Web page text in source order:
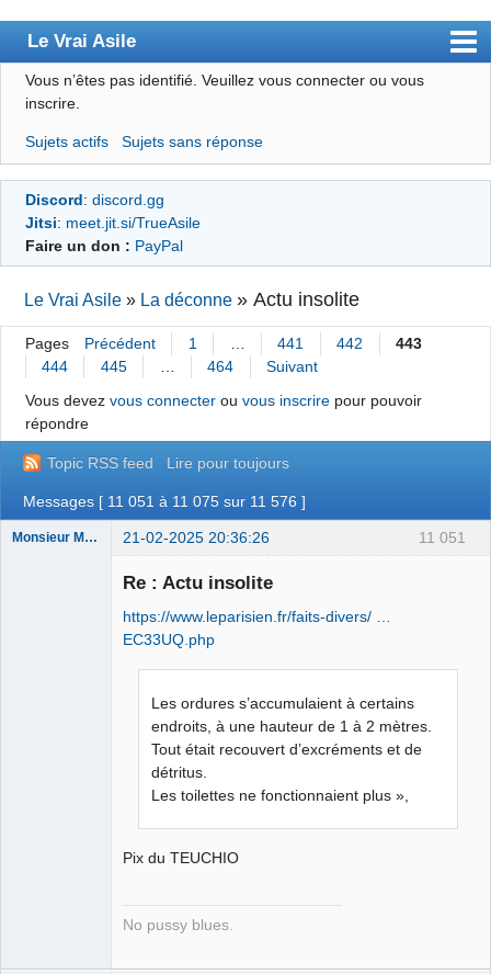
Le Vrai Asile
Accueil
Forum
Membres
Règles
S’inscrire
Connexion
Vous n’êtes pas identifié. Veuillez vous connecter ou vous
inscrire.
Sujets actifs Sujets sans réponse
Discord: discord.gg
Jitsi: meet.jit.si/TrueAsile
Faire un don : PayPal
Le Vrai Asile » La déconne »Actu insolite
Pages Précédent 1 … 441 442
443
444
445 … 464
Suivant
Vous devez vous connecterou vous inscrirepour pouvoir
répondre
Topic RSS feed Lire pour toujours
Messages [ 11 051 à 11 075 sur 11 576 ]
11 051
Monsieur Maurice 21-02-2025 20:36:26
Re : Actu insolite
https://www.leparisien.fr/faits-divers/ …
EC33UQ.php
Les ordures s’accumulaient à certains
endroits, à une hauteur de 1 à 2 mètres.
Tout était recouvert d’excréments et de
détritus.
Les toilettes ne fonctionnaient plus »,
Pix du TEUCHIO
No pussy blues.